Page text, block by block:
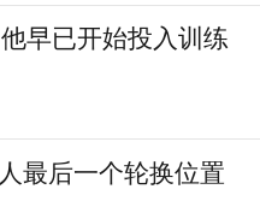
早已开始投入训练
最后一个轮换位置